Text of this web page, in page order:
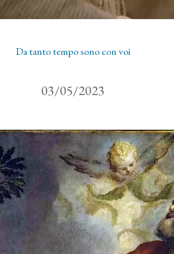
Da tanto tempo sono con voi
03/05/2023